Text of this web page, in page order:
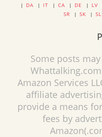
| DA | IT | CA | DE | LV
SR | SK | SL
Some posts
Amazon Services
affiliate
provide a means
fees by